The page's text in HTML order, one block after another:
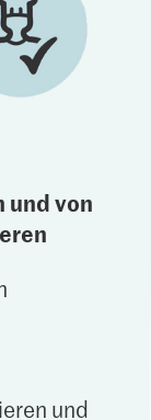
und von
und